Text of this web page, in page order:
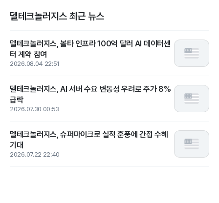
델테크놀러지스 최근 뉴스
델테크놀러지스, 볼타 인프라 100억 달러 AI 데이터센
터 계약 참여
2026.08.04 22:51
델테크놀러지스, AI 서버 수요 변동성 우려로 주가 8%
급락
2026.07.30 00:53
델테크놀러지스, 슈퍼마이크로 실적 훈풍에 간접 수혜
기대
2026.07.22 22:40